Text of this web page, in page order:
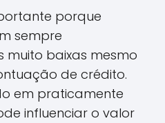
porque
sempre
muito baixas mesmo
de crédito.
em praticamente
influenciar o valor